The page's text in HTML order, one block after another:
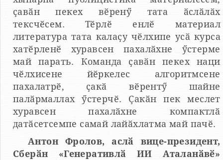
ҫавӑн пекех вӗренӳ тата ӑслӑлӑх
тексчӗсем. Тӗрлӗ енлӗ материал
литература тата калаҫу чӗлхипе усӑ курса
хатӗрленӗ хуравсен пахалӑхне ӳстерме
май парать. Команда ҫавӑн пекех наци
чӗлхисене йӗркелес алгоритмсене
пахалатрӗ, ҫакӑ вӗрентӳ шайне
палӑрмаллах ӳстерчӗ. Ҫакӑн пек меслет
хуравсен пахалӑхне компактлӑ
датӑсетсемпе самай лайӑхлатма май пачӗ.
Антон Фролов, аслӑ вице-президент,
Сберӑн «Генеративлӑ ИИ Аталанӑвӗ»